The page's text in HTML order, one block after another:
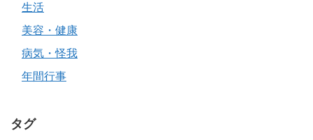
生活
美容・健康
病気・怪我
年間行事
タグ